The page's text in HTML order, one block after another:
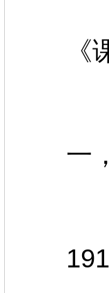
《课
一，
1911